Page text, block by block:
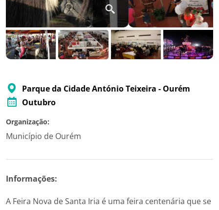
Parque da Cidade António Teixeira - Ourém
Outubro
Organização:
Município de Ourém
Informações:
A Feira Nova de Santa Iria é uma feira centenária que se